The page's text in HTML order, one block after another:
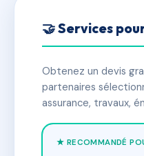
🤝 Services
Obtenez un devis
partenaires
assurance, travaux,
★ RECOMMANDÉ